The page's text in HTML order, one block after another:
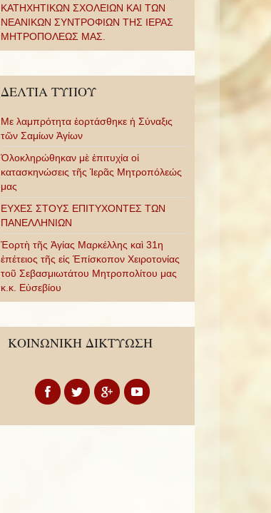
ΚΑΤΗΧΗΤΙΚΩΝ ΣΧΟΛΕΙΩΝ ΚΑΙ ΤΩΝ
ΝΕΑΝΙΚΩΝ ΣΥΝΤΡΟΦΙΩΝ ΤΗΣ ΙΕΡΑΣ
ΜΗΤΡΟΠΟΛΕΩΣ ΜΑΣ.
ΔΕΛΤΙΑ ΤΥΠΟΥ
Με λαμπρότητα ἑορτάσθηκε ἡ Σύναξις
τῶν Σαμίων Ἁγίων
Ὁλοκληρώθηκαν μὲ ἐπιτυχία οἱ
κατασκηνώσεις τῆς Ἱερᾶς Μητροπόλεώς
μας
ΕΥΧΕΣ ΣΤΟΥΣ ΕΠΙΤΥΧΟΝΤΕΣ ΤΩΝ
ΠΑΝΕΛΛΗΝΙΩΝ
Ἑορτὴ τῆς Ἁγίας Μαρκέλλης καὶ 31η
ἐπέτειος τῆς εἰς Ἐπίσκοπον Χειροτονίας
τοῦ Σεβασμιωτάτου Μητροπολίτου μας
κ.κ. Εὐσεβίου
ΚΟΙΝΩΝΙΚΗ ΔΙΚΤΥΩΣΗ